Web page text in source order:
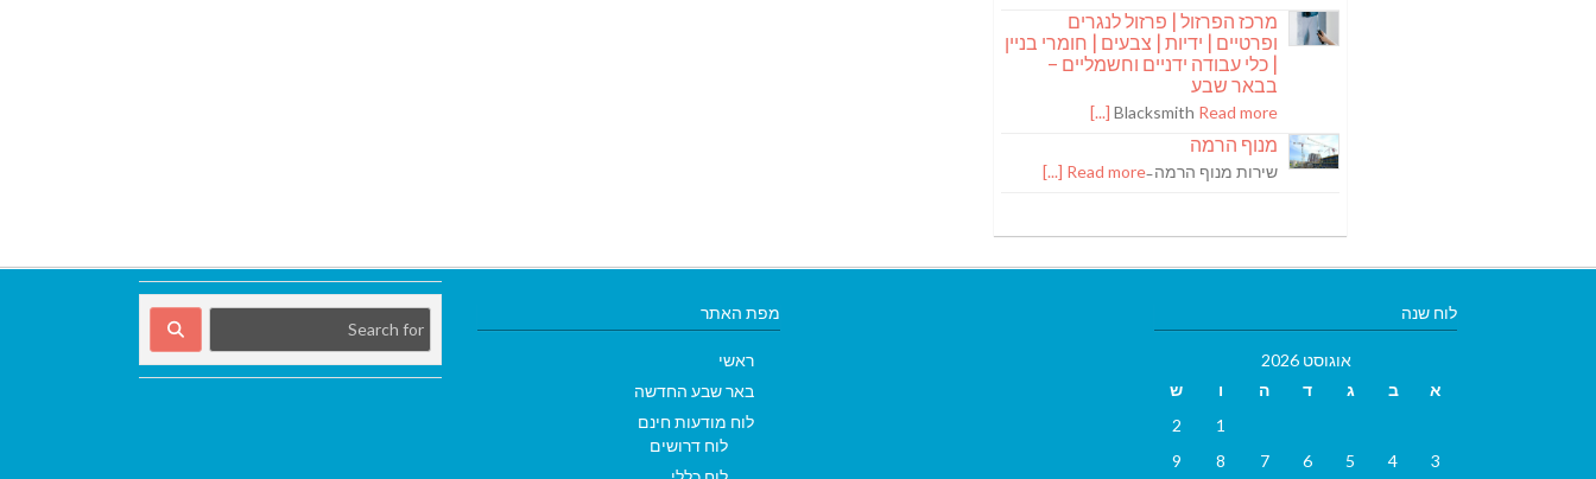
מרכז הפרזול | פרזול לנגרים
ופרטיים | ידיות | צבעים | חומרי בניין
| כלי עבודה ידניים וחשמליים –
בבאר שבע
Blacksmith Read more [...]
מנוף הרמה
שירות מנוף הרמה ̵Read more [...]
מפת האתר
ראשי
באר שבע החדשה
לוח מודעות חינם
לוח דרושים
לוח שנה
אוגוסט 2026
א
ב ג ד ה ו
ש
1
2
3
4
5
6
7
8
9